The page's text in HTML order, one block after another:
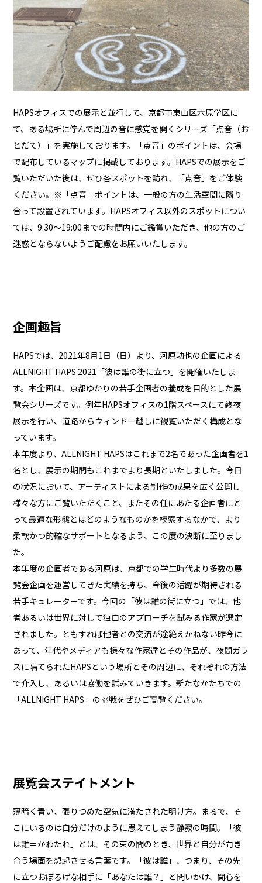
HAPSオフィスでの展示と並行して、京都市東山区六原学区に
て、ある場所に佇んで周辺の音に感覚を開くシリーズ「点音（お
とだて）」を実施しております。「点音」のポイントは、会場
で配布しているマップに掲載しております。HAPSでの展示をご
覧いただいた後は、ぜひ各スポットを訪れ、「点音」をご体験
ください。※「点音」ポイントは、一般の方の生活空間に隣り
合って設置されています。HAPSオフィス以外のスポットについ
ては、9:30〜19:00までの時間内にご鑑賞いただき、他の方のご
迷惑とならないようご配慮をお願いいたします。
企画趣旨
HAPSでは、2021年8月1日（日）より、河原功也の企画による
ALLNIGHT HAPS 2021「彼は誰の街に立つ」を開催いたしま
す。本企画は、京都ゆかりの若手企画者の養成を目的とした展
覧会シリーズです。例年HAPSオフィスの1階スペースにて終夜
展示を行い、道路からウィンドー越しに観覧いただく構成とな
っています。
本年度より、ALLNIGHT HAPSはこれまで2名であった企画者を1
名とし、展示の期間もこれまでより長期といたしました。今日
の状況において、アーティストによる制作の成果を広く公開し
様々な方にご覧いただくこと、またその任にあたる企画者にと
って最適な形態とはどのようなものかを模索するなかで、より
柔軟かつ的確なサポートとなるよう、この度の決断に至りまし
た。
本年度の企画者である河原は、京都での学生時代より多数の展
覧会企画を運営してきた実績を持ち、今後の活躍が期待される
若手キュレーターです。今回の「彼は誰の街に立つ」では、他
者あるいは世界に対して独自のアプローチを試みる作家が選定
されました。ともすれば他者との交流が途絶えかねない昨今に
あって、年代やメディアも様々な作家達とその作品が、夜間ガラ
スに隔てられたHAPSという場所とその周辺に、それぞれの方法
で介入し、あるいは協働を試みていきます。新たなかたちでの
「ALLNIGHT HAPS」の挑戦をぜひご高覧ください。
展覧会ステイトメント
薄暗く青い、張りつめた空気に満たされた明け方。まるで、そ
こにいるのは自分だけのように思えてしまう静寂の時間。「彼
は誰＝かわたれ」とは、その束の間のとき、世界と自分が向き
合う場面を想起させる言葉です。「彼は誰」、つまり、その先
に立つおぼろげな相手に「あなたは誰？」と問いかけ、関心を